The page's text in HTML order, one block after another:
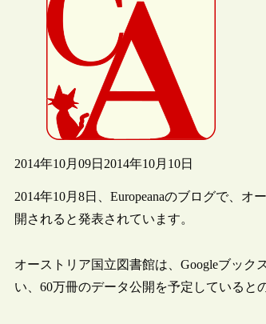
2014年10月09日 2014年10月10日
2014年10月8日、Europeanaのブログで、
開されると発表されています。
オーストリア国立図書館は、Googleブッ
い、60万冊のデータ公開を予定していると